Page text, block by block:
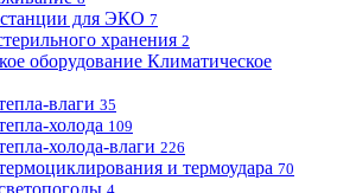
для ЭКО 7
хранения 2
Климатическое
влаги 35
холода 109
холода-влаги 226
и термоудара 70